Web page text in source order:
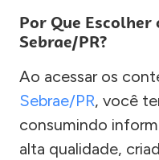
Por Que Escolher
Sebrae/PR?
Ao acessar os
Sebrae/PR, você
consumindo
alta qualidade,